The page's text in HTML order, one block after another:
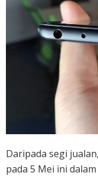
Daripada segi
pada 5 Mei ini